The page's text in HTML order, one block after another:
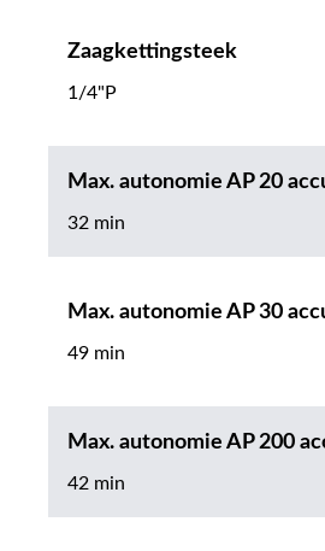
Zaagkettingsteek
1/4"P
Max. autonomie AP 20
32 min
Max. autonomie AP 30
49 min
Max. autonomie AP 200
42 min